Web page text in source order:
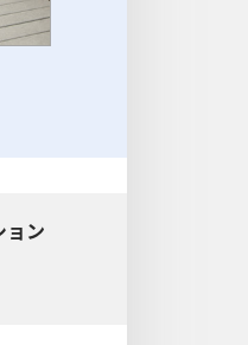
ョン